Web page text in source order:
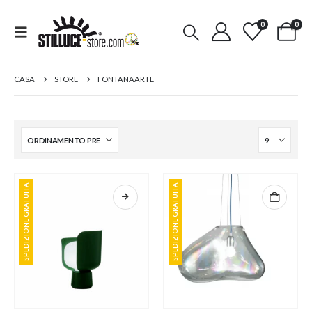
0 0
CASA STORE FONTANAARTE
SPEDIZIONE GRATUITA SPEDIZIONE GRATUITA